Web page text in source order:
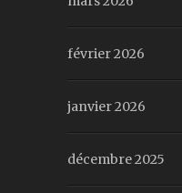
février 2026
janvier 2026
décembre 2025